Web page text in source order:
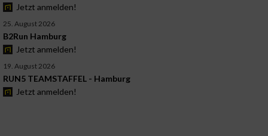
Jetzt anmelden!
25. August 2026
B2Run Hamburg
Jetzt anmelden!
19. August 2026
RUN5 TEAMSTAFFEL - Hamburg
Jetzt anmelden!